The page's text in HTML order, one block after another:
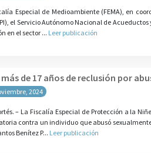
Especial de Medioambiente (FEMA), en
el Servicio Autónomo Nacional de
en el sector ... Leer publicación
de 17 años de reclusión por
2024
– La Fiscalía Especial de Protección a la
contra un individuo que abusó
Benítez P... Leer publicación